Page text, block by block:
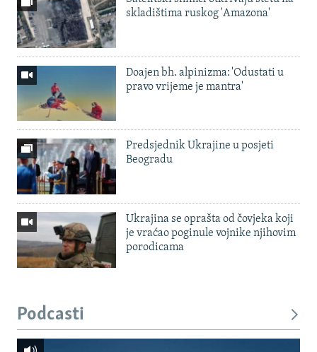
skladištima ruskog 'Amazona'
Doajen bh. alpinizma: 'Odustati u
pravo vrijeme je mantra'
Predsjednik Ukrajine u posjeti
Beogradu
Ukrajina se oprašta od čovjeka koji
je vraćao poginule vojnike njihovim
porodicama
Podcasti